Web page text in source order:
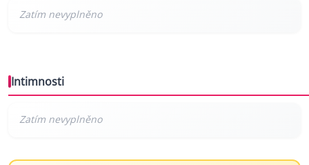
Intimnosti